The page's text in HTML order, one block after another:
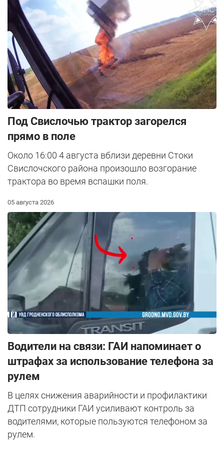
Под Свислочью трактор загорелся
прямо в поле
Около 16:00 4 августа вблизи деревни Стоки
Свислочского района произошло возгорание
трактора во время вспашки поля.
05 августа 2026
Водители на связи: ГАИ напоминает о
штрафах за использование телефона за
рулем
В целях снижения аварийности и профилактики
ДТП сотрудники ГАИ усиливают контроль за
водителями, которые пользуются телефоном за
рулем.